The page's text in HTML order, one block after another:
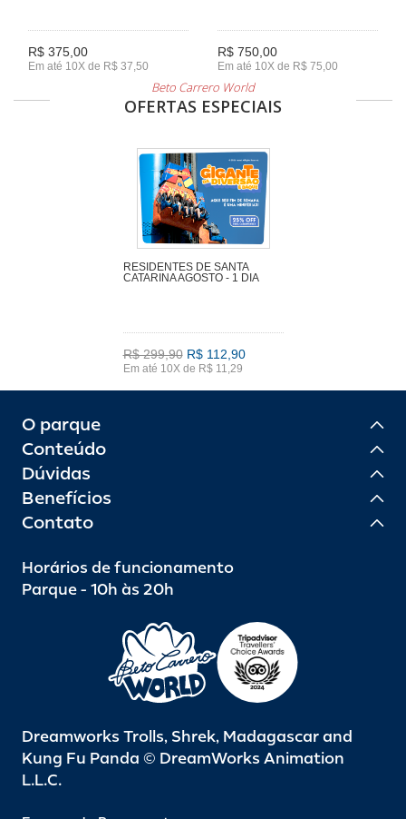
R$ 375,00
Em até 10X de R$ 37,50
R$ 750,00
Em até 10X de R$ 75,00
Beto Carrero World
OFERTAS ESPECIAIS
RESIDENTES DE SANTA
CATARINA AGOSTO - 1 DIA
R$ 299,90 R$ 112,90
Em até 10X de R$ 11,29
O parque
Conteúdo
Dúvidas
Benefícios
Contato
Horários de funcionamento
Parque - 10h às 20h
Dreamworks Trolls, Shrek, Madagascar and
Kung Fu Panda © DreamWorks Animation
L.L.C.